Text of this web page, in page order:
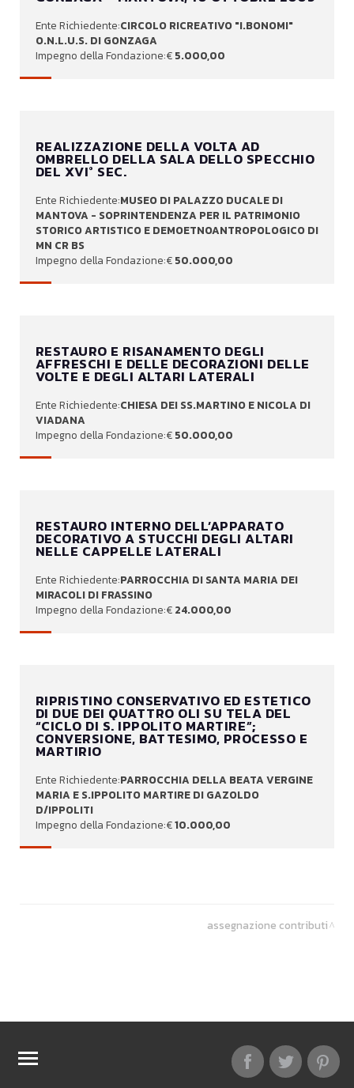
CIRCOLO RICREATIVO "I.BONOMI"
O.N.L.U.S. DI GONZAGA
5.000,00
REALIZZAZIONE DELLA VOLTA AD
OMBRELLO DELLA SALA DELLO SPECCHIO
DEL XVI° SEC.
MUSEO DI PALAZZO DUCALE DI
MANTOVA - SOPRINTENDENZA PER IL PATRIMONIO
STORICO ARTISTICO E DEMOETNOANTROPOLOGICO DI
MN CR BS
50.000,00
RESTAURO E RISANAMENTO DEGLI
AFFRESCHI E DELLE DECORAZIONI DELLE
VOLTE E DEGLI ALTARI LATERALI
CHIESA DEI SS.MARTINO E NICOLA DI
VIADANA
50.000,00
RESTAURO INTERNO DELL’APPARATO
DECORATIVO A STUCCHI DEGLI ALTARI
NELLE CAPPELLE LATERALI
PARROCCHIA DI SANTA MARIA DEI
MIRACOLI DI FRASSINO
24.000,00
RIPRISTINO CONSERVATIVO ED ESTETICO
DI DUE DEI QUATTRO OLI SU TELA DEL
“CICLO DI S. IPPOLITO MARTIRE”;
CONVERSIONE, BATTESIMO, PROCESSO E
MARTIRIO
PARROCCHIA DELLA BEATA VERGINE
MARIA E S.IPPOLITO MARTIRE DI GAZOLDO
D/IPPOLITI
10.000,00
assegnazione contributi